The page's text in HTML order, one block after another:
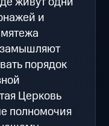
и
порядок
Церковь
полномочия